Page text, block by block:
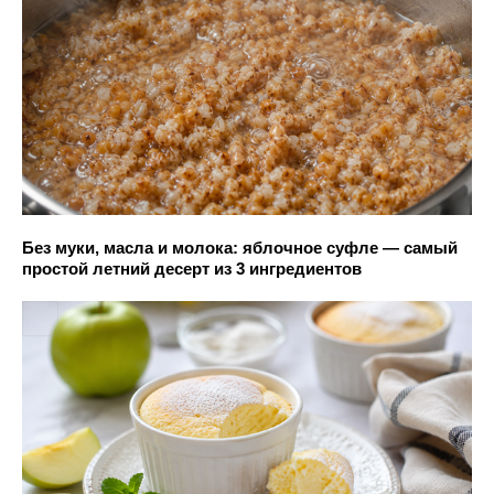
Без муки, масла и молока: яблочное суфле — самый
простой летний десерт из 3 ингредиентов